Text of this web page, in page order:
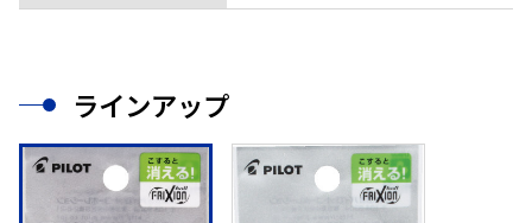
ラインアップ